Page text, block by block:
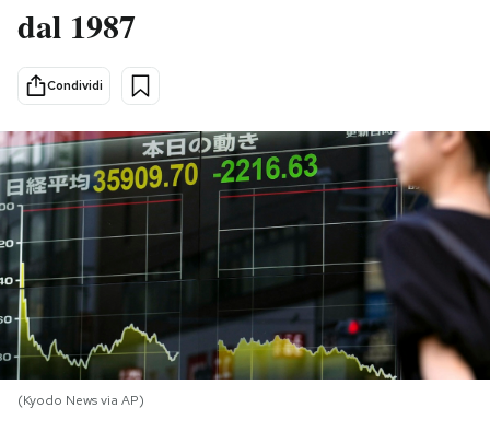
Tecnologia
Scienza
Economia
Sport
Altrecose
Mondiali calcio 2026
PODCAST
NEWSLETTER
dal 1987
Condividi
(Kyodo News via AP)